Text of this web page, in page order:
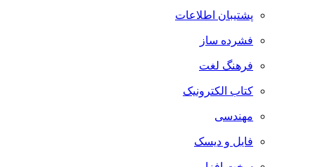
پشتیبان اطلاعات
فشرده ساز
فرهنگ لغت
کتاب الکترونیک
مهندسی
فایل و دیسک